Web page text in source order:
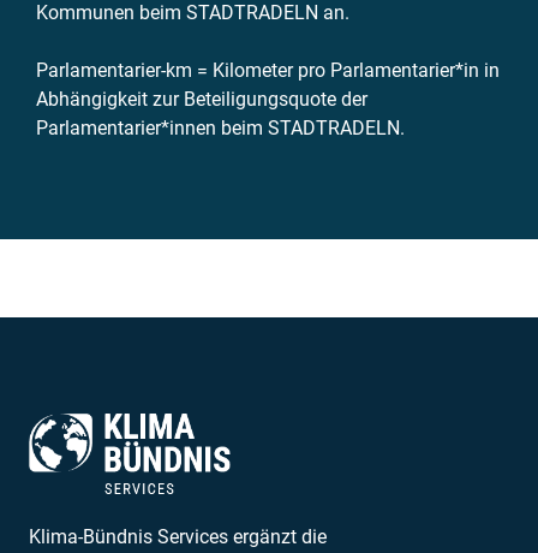
Kommunen beim STADTRADELN an.
Parlamentarier-km = Kilometer pro Parlamentarier*in in
Abhängigkeit zur Beteiligungsquote der
Parlamentarier*innen beim STADTRADELN.
Klima-Bündnis Services ergänzt die